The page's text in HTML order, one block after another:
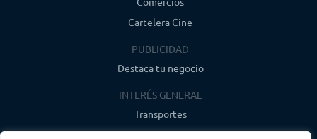
Cartelera Cine
PUBLICIDAD
Destaca tu negocio
INTERÉS GENERAL
Transportes
Farmacias de guardia